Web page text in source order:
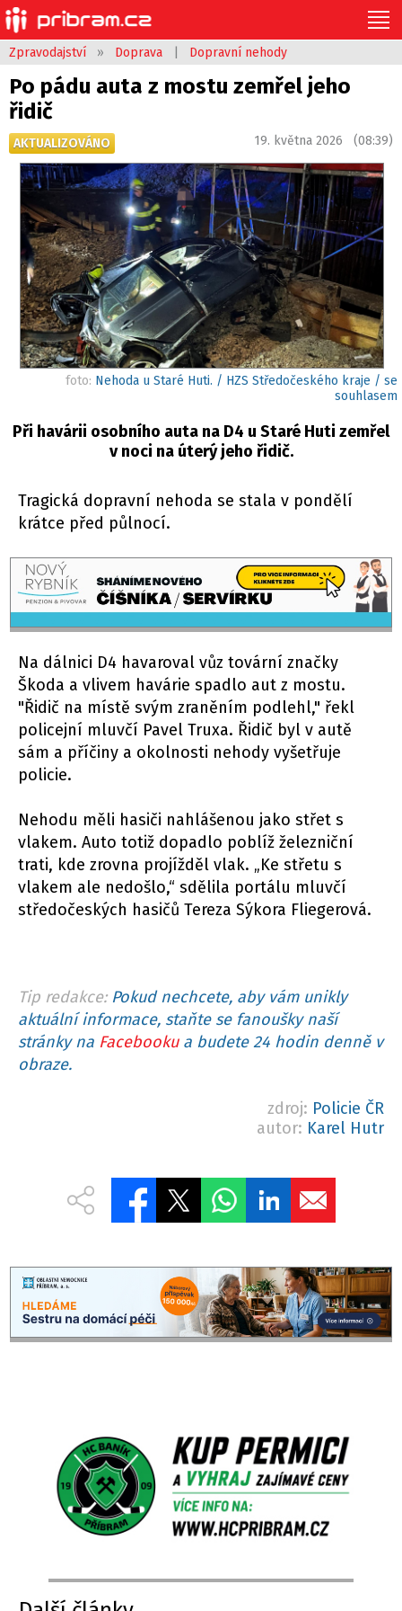
Zpravodajství » Doprava Dopravní nehody
Po pádu auta z mostu zemřel jeho
řidič
AKTUALIZOVÁNO 19. května 2026 (08:39)
foto: Nehoda u Staré Huti. / HZS Středočeského kraje / se
souhlasem
Při havárii osobního auta na D4 u Staré Huti zemřel
v noci na úterý jeho řidič.
Tragická dopravní nehoda se stala v pondělí
krátce před půlnocí.
Na dálnici D4 havaroval vůz tovární značky
Škoda a vlivem havárie spadlo aut z mostu.
"Řidič na místě svým zraněním podlehl," řekl
policejní mluvčí Pavel Truxa. Řidič byl v autě
sám a příčiny a okolnosti nehody vyšetřuje
policie.
Nehodu měli hasiči nahlášenou jako střet s
vlakem. Auto totiž dopadlo poblíž železniční
trati, kde zrovna projížděl vlak. „Ke střetu s
vlakem ale nedošlo,“ sdělila portálu mluvčí
středočeských hasičů Tereza Sýkora Fliegerová.
Tip redakce: Pokud nechcete, aby vám unikly
aktuální informace, staňte se fanoušky naší
stránky na Facebookua budete 24 hodin denně v
obraze.
zdroj: Policie ČR
autor: Karel Hutr